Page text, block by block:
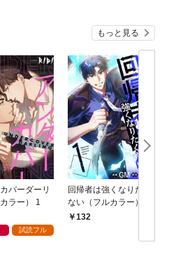
もっと見る
バーダーリ
ラー） 1
試読フル
回帰者は強くなりたく
ない（フルカラー） 1
132